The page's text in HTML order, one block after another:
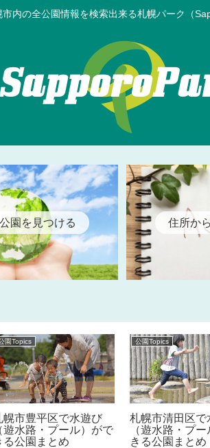
市内の全公園情報を検索出来る札幌パーク（
園を見つける 住所か
園Topics
幌市豊平区で水遊び
遊水路・プール）がで
る公園まとめ
公園Topics
札幌市清田区で
（遊水路・プ
きる公園まとめ